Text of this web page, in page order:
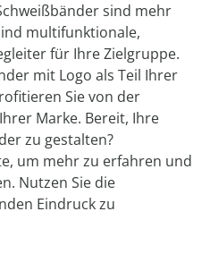
sind mehr
multifunktionale,
für Ihre Zielgruppe.
mit Logo als Teil Ihrer
Sie von der
Marke. Bereit, Ihre
zu gestalten?
um mehr zu erfahren und
Nutzen Sie die
Eindruck zu